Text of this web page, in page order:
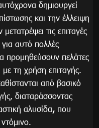
δημιουργεί
και την έλλειψη
τις επιταγές
αυτό πολλές
προμηθεύσουν πελάτες
τη χρήση επιταγής.
από βασικό
διαταράσσοντας
αλυσίδα, που